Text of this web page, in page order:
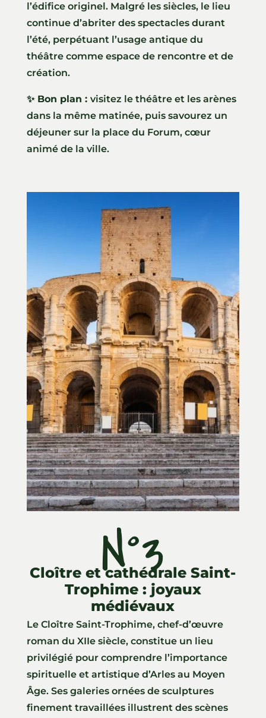
l’édifice originel. Malgré les siècles, le lieu
continue d’abriter des spectacles durant
l’été, perpétuant l’usage antique du
théâtre comme espace de rencontre et de
création.
✨ Bon plan : visitez le théâtre et les arènes
dans la même matinée, puis savourez un
déjeuner sur la place du Forum, cœur
animé de la ville.
N°3
Cloître et cathédrale Saint-
Trophime : joyaux
médiévaux
Le Cloître Saint-Trophime, chef-d’œuvre
roman du XIIe siècle, constitue un lieu
privilégié pour comprendre l’importance
spirituelle et artistique d’Arles au Moyen
Âge. Ses galeries ornées de sculptures
finement travaillées illustrent des scènes